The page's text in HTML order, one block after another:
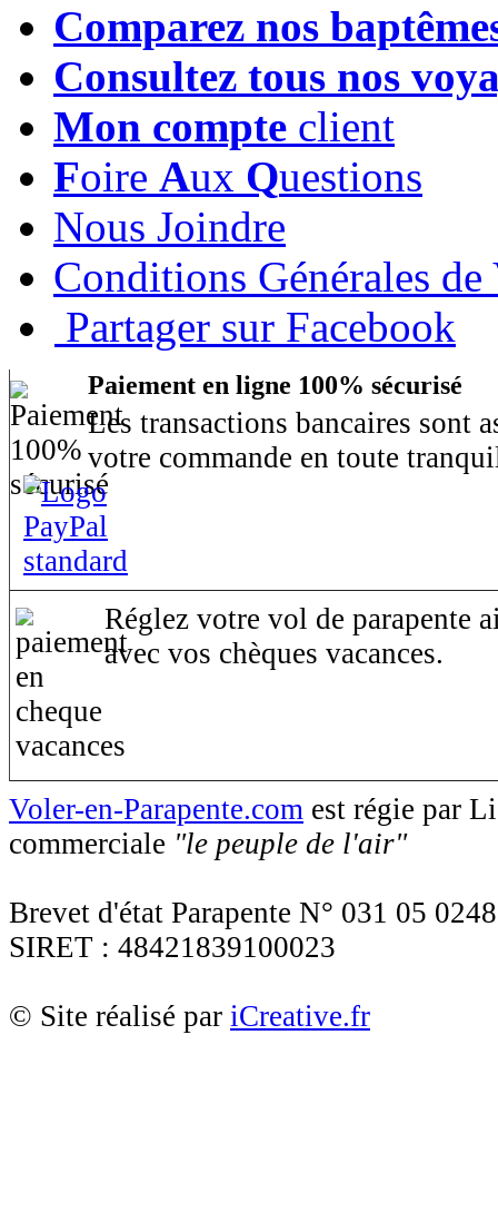
Comparez nos
Consultez tous nos
Mon compte client
Foire Aux Questions
Nous Joindre
Conditions Générales de
Partager sur Facebook
Paiement en ligne 100% sécurisé
Les transactions bancaires sont
votre commande en toute
Réglez votre vol de parapente
avec vos chèques vacances.
Voler-en-Parapente.com est régie par
commerciale "le peuple de l'air"
Brevet d'état Parapente N° 031 05 0248
SIRET : 48421839100023
© Site réalisé par iCreative.fr